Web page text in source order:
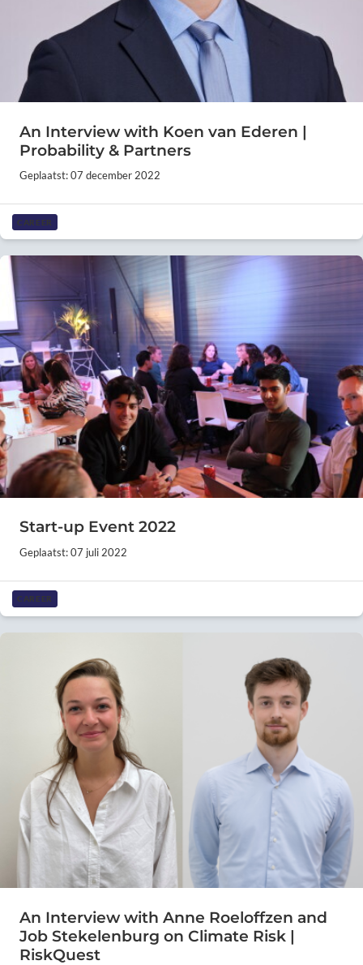
An Interview with Koen van Ederen |
Probability & Partners
Geplaatst: 07 december 2022
CAREER
Start-up Event 2022
Geplaatst: 07 juli 2022
CAREER
An Interview with Anne Roeloffzen and
Job Stekelenburg on Climate Risk |
RiskQuest